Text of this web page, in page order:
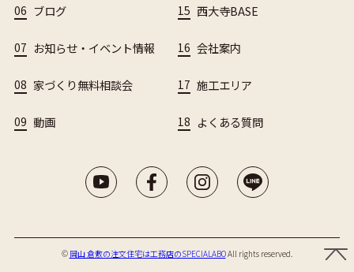
06 ブログ
07 お知らせ・イベント情報
08 家づくり無料相談会
09 動画
15 西大寺BASE
16 会社案内
17 施工エリア
18 よくある質問
©︎ 岡山 倉敷の注文住宅は工務店のSPECIALABOAll rights reserved.